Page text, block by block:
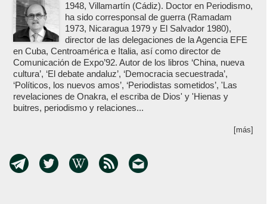
1948, Villamartín (Cádiz). Doctor en Periodismo,
ha sido corresponsal de guerra (Ramadam
1973, Nicaragua 1979 y El Salvador 1980),
director de las delegaciones de la Agencia EFE
en Cuba, Centroamérica e Italia, así como director de
Comunicación de Expo’92. Autor de los libros ‘China, nueva
cultura’, ‘El debate andaluz’, ‘Democracia secuestrada’,
‘Políticos, los nuevos amos’, ‘Periodistas sometidos’, 'Las
revelaciones de Onakra, el escriba de Dios' y 'Hienas y
buitres, periodismo y relaciones...
[más]